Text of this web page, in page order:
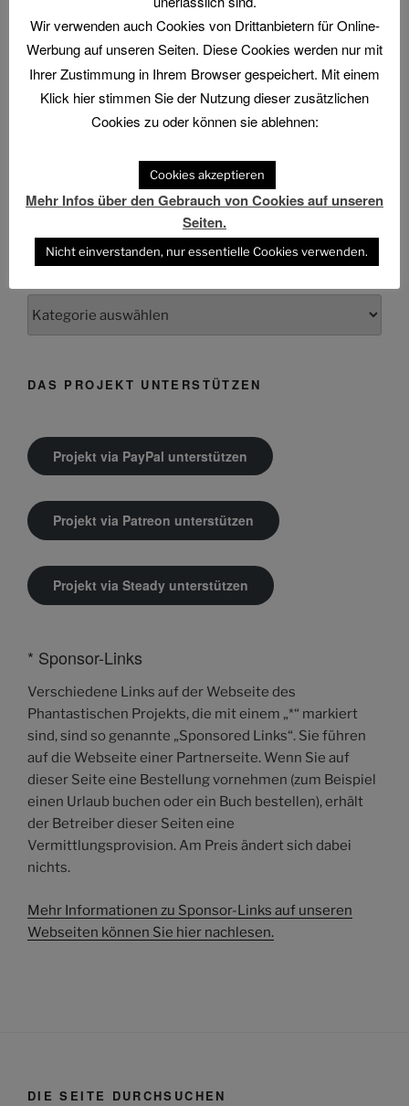
KATEGORIEN
DAS PROJEKT UNTERSTÜTZEN
Projekt via PayPal unterstützen
Projekt via Patreon unterstützen
Projekt via Steady unterstützen
* Sponsor-Links
Verschiedene Links auf der Webseite des
Phantastischen Projekts, die mit einem „*“ markiert
sind, sind so genannte „Sponsored Links“. Sie führen
auf die Webseite einer Partnerseite. Wenn Sie auf
dieser Seite eine Bestellung vornehmen (zum Beispiel
einen Urlaub buchen oder ein Buch bestellen), erhält
der Betreiber dieser Seiten eine
Vermittlungsprovision. Am Preis ändert sich dabei
nichts.
Mehr Informationen zu Sponsor-Links auf unseren
Webseiten können Sie hier nachlesen.
DIE SEITE DURCHSUCHEN
Wir verwenden auch Cookies von Drittanbietern für Online-
Werbung auf unseren Seiten. Diese Cookies werden nur mit
Ihrer Zustimmung in Ihrem Browser gespeichert. Mit einem
Klick hier stimmen Sie der Nutzung dieser zusätzlichen
Cookies zu oder können sie ablehnen:
Cookies akzeptieren
Mehr Infos über den Gebrauch von Cookies auf unseren
Seiten.
Nicht einverstanden, nur essentielle Cookies verwenden.